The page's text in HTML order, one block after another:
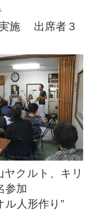
施 出席者３
ヤクルト、キリ
参加
ル人形作り”